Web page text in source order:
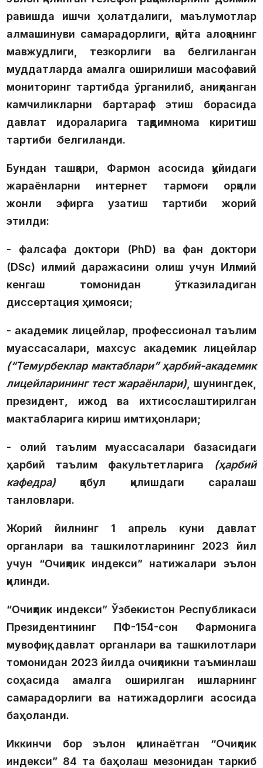
равишда ишчи ҳолатдалиги, маълумотлар
алмашинуви самарадорлиги, қайта алоқанинг
мавжудлиги, тезкорлиги ва белгиланган
муддатларда амалга оширилиши масофавий
мониторинг тартибда ўрганилиб, аниқланган
камчиликларни бартараф этиш борасида
давлат идораларига тақдимнома киритиш
тартиби белгиланди.
Бундан ташқари, Фармон асосида қуйидаги
жараёнларни интернет тармоғи орқали
жонли эфирга узатиш тартиби жорий
этилди:
- фалсафа доктори (PhD) ва фан доктори
(DSc) илмий даражасини олиш учун Илмий
кенгаш томонидан ўтказиладиган
диссертация ҳимояси;
- академик лицейлар, профессионал таълим
муассасалари, махсус академик лицейлар
(“Темурбеклар мактаблари” ҳарбий-академик
лицейларининг тест жараёнлари) , шунингдек,
президент, ижод ва ихтисослаштирилган
мактабларига кириш имтиҳонлари;
- олий таълим муассасалари базасидаги
ҳарбий таълим факультетларига
(ҳарбий
кафедра) қабул қилишдаги саралаш
танловлари.
Жорий йилнинг 1 апрель куни давлат
органлари ва ташкилотларининг 2023 йил
учун “Очиқлик индекси” натижалари эълон
қилинди.
“Очиқлик индекси” Ўзбекистон Республикаси
Президентининг ПФ-154-сон Фармонига
мувофиқ, давлат органлари ва ташкилотлари
томонидан 2023 йилда очиқликни таъминлаш
соҳасида амалга оширилган ишларнинг
самарадорлиги ва натижадорлиги асосида
баҳоланди.
Иккинчи бор эълон қилинаётган “Очиқлик
индекси” 84 та баҳолаш мезонидан таркиб